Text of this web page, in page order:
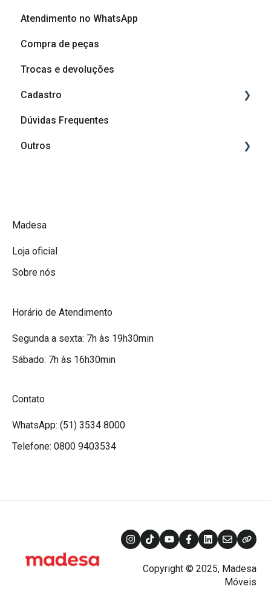
Dúvidas sobre produtos
Atendimento no WhatsApp
Compra de peças
Trocas e devoluções
Cadastro
Cadastro
Afiliação Madesa
Dúvidas Frequentes
Outros
A Madesa
Madesa
Loja oficial
Sobre nós
Horário de Atendimento
Segunda a sexta: 7h às 19h30min
Sábado: 7h às 16h30min
Contato
WhatsApp: (51) 3534 8000
Telefone: 0800 9403534
Copyright © 2025, Madesa
Móveis